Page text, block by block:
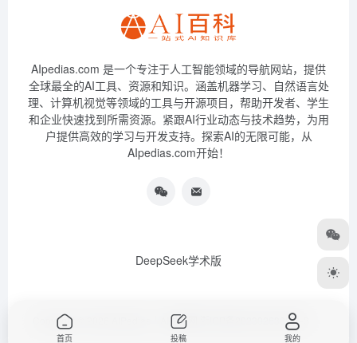
AIpedias.com 是一个专注于人工智能领域的导航网站，提供
全球最全的AI工具、资源和知识。涵盖机器学习、自然语言处
理、计算机视觉等领域的工具与开源项目，帮助开发者、学生
和企业快速找到所需资源。紧跟AI行业动态与技术趋势，为用
户提供高效的学习与开发支持。探索AI的无限可能，从
AIpedias.com开始！
DeepSeek学术版
Copyright © 2026 AIPedias｜AI导航网 浙ICP备2023026385号-3
首页 投稿 我的